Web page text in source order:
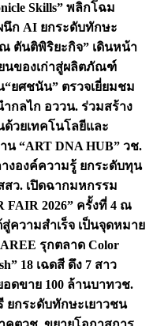
Skills” พลิกโฉม
นึก AI ยกระดับทักษะ
ตันติพิริยะกิจ” เดินหน้า
ยนของเก่าสู่ผลิตภัณฑ์
“ยศชนัน” ตรวจเยี่ยมชม
กลไก อววน. ร่วมสร้าง
วยเทคโนโลยีและ
น “ART DNA HUB” วช.
งองค์ความรู้ ยกระดับทุน
สว. เปิดฉากมหกรรม
FAIR 2026” ครั้งที่ 4 ณ
ความสำเร็จ เป็นจุดหมาย
รุกตลาด Color
18 เฉดสี ดึง 7 สาว
อดขาย 100 ล้านบาทวช.
ยกระดับทักษะเยาวชน